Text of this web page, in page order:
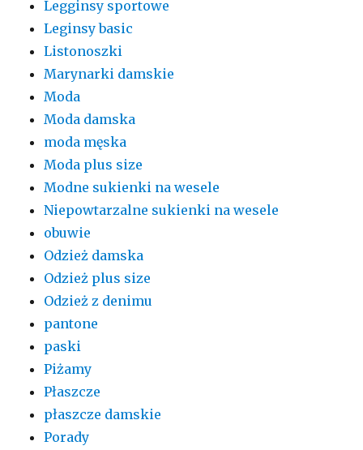
Legginsy sportowe
Leginsy basic
Listonoszki
Marynarki damskie
Moda
Moda damska
moda męska
Moda plus size
Modne sukienki na wesele
Niepowtarzalne sukienki na wesele
obuwie
Odzież damska
Odzież plus size
Odzież z denimu
pantone
paski
Piżamy
Płaszcze
płaszcze damskie
Porady